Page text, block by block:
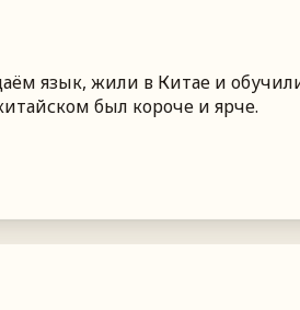
язык, жили в Китае и
был короче и ярче.